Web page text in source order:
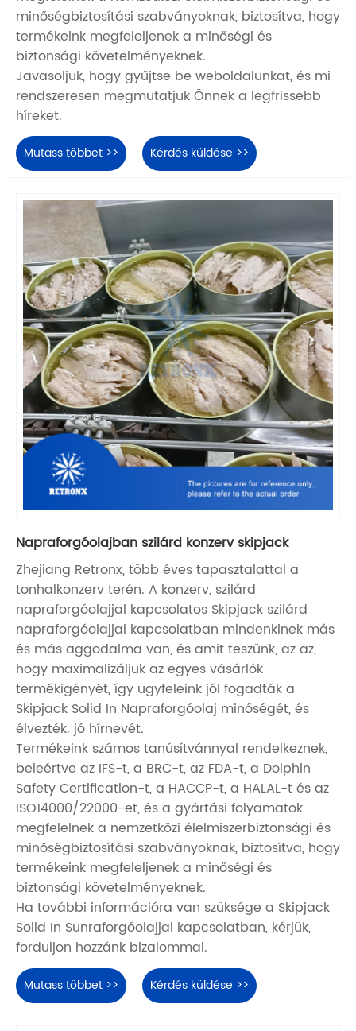
minőségbiztosítási szabványoknak, biztosítva, hogy
termékeink megfeleljenek a minőségi és
biztonsági követelményeknek.
Javasoljuk, hogy gyűjtse be weboldalunkat, és mi
rendszeresen megmutatjuk Önnek a legfrissebb
híreket.
Mutass többet >> Kérdés küldése >>
Napraforgóolajban szilárd konzerv skipjack
Zhejiang Retronx, több éves tapasztalattal a
tonhalkonzerv terén. A konzerv, szilárd
napraforgóolajjal kapcsolatos Skipjack szilárd
napraforgóolajjal kapcsolatban mindenkinek más
és más aggodalma van, és amit teszünk, az az,
hogy maximalizáljuk az egyes vásárlók
termékigényét, így ügyfeleink jól fogadták a
Skipjack Solid In Napraforgóolaj minőségét, és
élvezték. jó hírnevét.
Termékeink számos tanúsítvánnyal rendelkeznek,
beleértve az IFS-t, a BRC-t, az FDA-t, a Dolphin
Safety Certification-t, a HACCP-t, a HALAL-t és az
ISO14000/22000-et, és a gyártási folyamatok
megfelelnek a nemzetközi élelmiszerbiztonsági és
minőségbiztosítási szabványoknak, biztosítva, hogy
termékeink megfeleljenek a minőségi és
biztonsági követelményeknek.
Ha további információra van szüksége a Skipjack
Solid In Sunraforgóolajjal kapcsolatban, kérjük,
forduljon hozzánk bizalommal.
Mutass többet >> Kérdés küldése >>